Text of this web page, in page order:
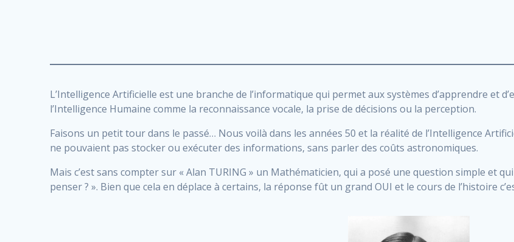
L’Intelligence Artificielle est une branche de l’informatique qui permet aux systèmes d’apprendre et
l’Intelligence Humaine comme la reconnaissance vocale, la prise de décisions ou la perception.
Faisons un petit tour dans le passé… Nous voilà dans les années 50 et la réalité de l’Intelligence
ne pouvaient pas stocker ou exécuter des informations, sans parler des coûts astronomiques.
Mais c’est sans compter sur « Alan TURING » un Mathématicien, qui a posé une question simple et
penser ? ». Bien que cela en déplace à certains, la réponse fût un grand OUI et le cours de l’histoire